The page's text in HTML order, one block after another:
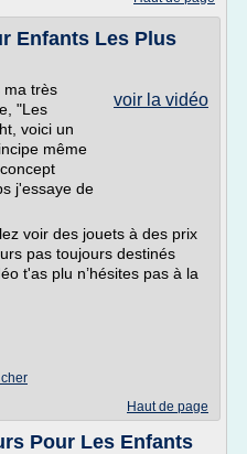
Enfants Les Plus
voir la vidéo
ma très
"Les
voici un
même
j'essaye de
voir des jouets à des prix
pas toujours destinés
t'as plu n’hésites pas à la
Haut de page
Pour Les Enfants